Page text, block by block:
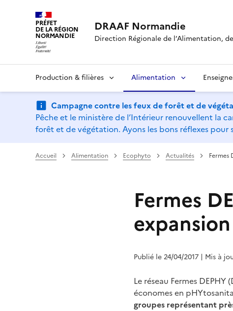
PRÉFET
DE LA RÉGION
NORMANDIE
DRAAF Normandie
Direction Régionale de l’Alimentation,
Production & filières Alimentation
Campagne contre les feux de forêt et de
Pêche et le ministère de l’Intérieur renouvellent la
forêt et de végétation. Ayons les bons réflexes pour
Accueil Alimentation Ecophyto Actualités Fermes
Fermes
expansion
Publié le 24/04/2017 | Mis à
Le réseau Fermes
économes en
groupes représentant